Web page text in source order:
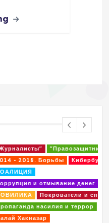
"Правозащитники"
Кибербуллинг
денег
Покрователи и спонсоры
и террор